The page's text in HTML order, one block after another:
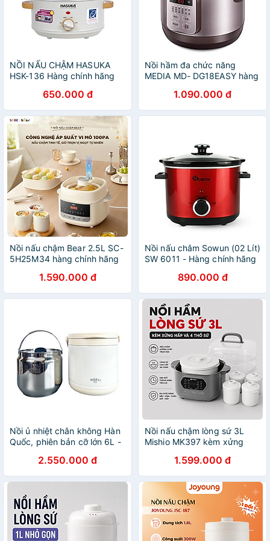
NỒI NẤU CHẬM HASUKA
HSK-136 Hàng chính hãng
650.000 đ
Nồi hầm đa chức năng
MEDIA MD- DG18EASY hàng
1.090.000 đ
Nồi nấu chậm Bear 2.5L SC-
5H25M34 hàng chính hãng
1.590.000 đ
Nồi nấu châm Sowun (02 Lít)
SW 6011 - Hàng chính hãng
890.000 đ
Nồi ủ nhiệt chân không Hàn
Quốc, phiên bản cỡ lớn 6L -
2.550.000 đ
Nồi nấu chậm lòng sứ 3L
Mishio MK397 kèm xửng
không lo cháy khét hay
bong tróc chống dính -
Hàng chính hãng
1.599.000 đ